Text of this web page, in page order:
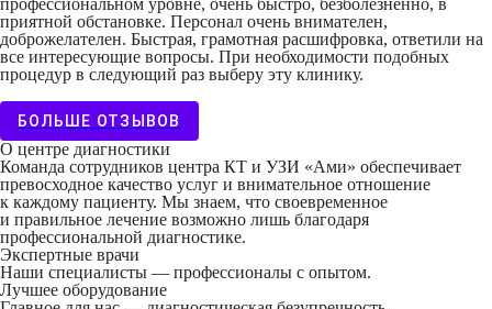
профессиональном уровне, очень быстро, безболезненно, в
приятной обстановке. Персонал очень внимателен,
доброжелателен. Быстрая, грамотная расшифровка, ответили на
все интересующие вопросы. При необходимости подобных
процедур в следующий раз выберу эту клинику.
БОЛЬШЕ ОТЗЫВОВ
О центре диагностики
Команда сотрудников центра КТ и УЗИ «Ами» обеспечивает
превосходное качество услуг и внимательное отношение
к каждому пациенту. Мы знаем, что своевременное
и правильное лечение возможно лишь благодаря
профессиональной диагностике.
Экспертные врачи
Наши специалисты — профессионалы с опытом.
Лучшее оборудование